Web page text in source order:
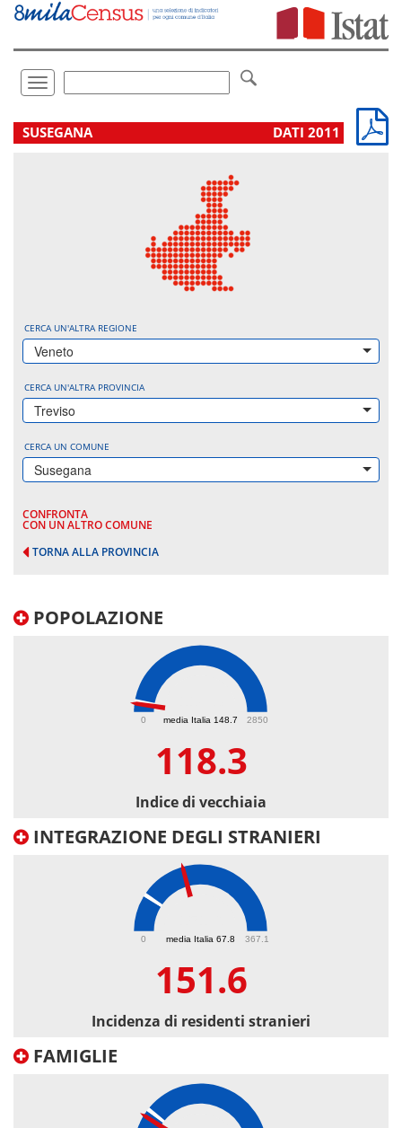
Vai
direttamente
Toggle
navigation
.
SUSEGANA DATI 2011
CERCA UN'ALTRA REGIONE
Veneto
CERCA UN'ALTRA PROVINCIA
Treviso
CERCA UN COMUNE
Susegana
CONFRONTA
CON UN ALTRO COMUNE
TORNA ALLA PROVINCIA
POPOLAZIONE
media Italia 148.7
0 2850
118.3
Indice di vecchiaia
INTEGRAZIONE DEGLI STRANIERI
media Italia 67.8
0 367.1
151.6
Incidenza di residenti stranieri
FAMIGLIE